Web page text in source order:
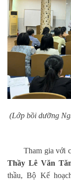
(Lớp bồi dưỡng
Tham gia với
Thầy Lê Văn
thầu, Bộ Kế